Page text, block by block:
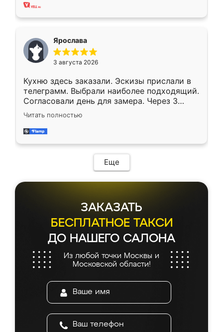
Ярослава
3 августа 2026
Кухню здесь заказали. Эскизы прислали в
телеграмм. Выбрали наиболее подходящий.
Согласовали день для замера. Через 3
недели кухня была уже готова. Остались
довольны работой. Спасибо Ренессанс
мебель за качественную работу!
Читать полностью
Еще
ЗАКАЗАТЬ
БЕСПЛАТНОЕ ТАКСИ
ДО НАШЕГО САЛОНА
Из любой точки Москвы и
Московской области!